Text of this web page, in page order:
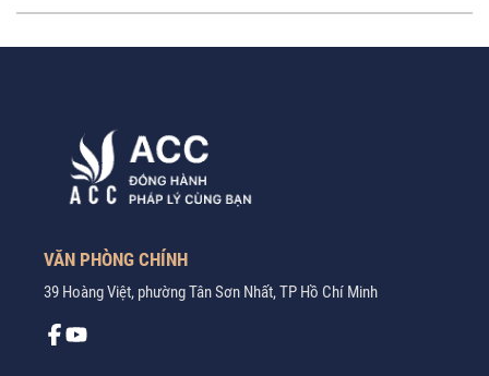
VĂN PHÒNG CHÍNH
39 Hoàng Việt, phường Tân Sơn Nhất, TP Hồ Chí Minh